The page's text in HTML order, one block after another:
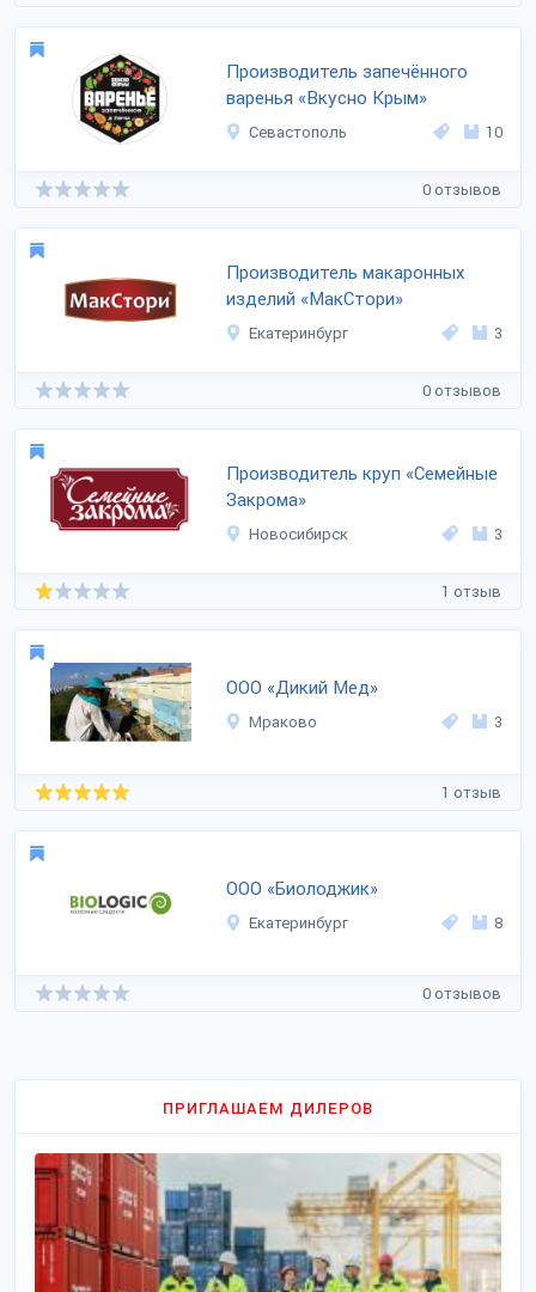
Производитель запечённого
варенья «Вкусно Крым»
Севастополь 10
0 отзывов
Производитель макаронных
изделий «МакСтори»
Екатеринбург 3
0 отзывов
Производитель круп «Семейные
Закрома»
Новосибирск 3
1 отзыв
ООО «Дикий Мед»
Мраково 3
1 отзыв
ООО «Биолоджик»
Екатеринбург 8
0 отзывов
ПРИГЛАШАЕМ ДИЛЕРОВ